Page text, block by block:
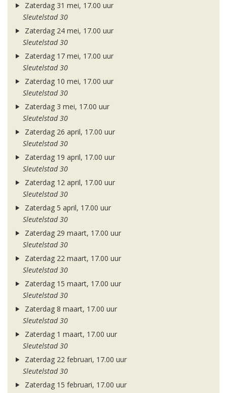
Zaterdag 31 mei, 17.00 uur
Sleutelstad 30
Zaterdag 24 mei, 17.00 uur
Sleutelstad 30
Zaterdag 17 mei, 17.00 uur
Sleutelstad 30
Zaterdag 10 mei, 17.00 uur
Sleutelstad 30
Zaterdag 3 mei, 17.00 uur
Sleutelstad 30
Zaterdag 26 april, 17.00 uur
Sleutelstad 30
Zaterdag 19 april, 17.00 uur
Sleutelstad 30
Zaterdag 12 april, 17.00 uur
Sleutelstad 30
Zaterdag 5 april, 17.00 uur
Sleutelstad 30
Zaterdag 29 maart, 17.00 uur
Sleutelstad 30
Zaterdag 22 maart, 17.00 uur
Sleutelstad 30
Zaterdag 15 maart, 17.00 uur
Sleutelstad 30
Zaterdag 8 maart, 17.00 uur
Sleutelstad 30
Zaterdag 1 maart, 17.00 uur
Sleutelstad 30
Zaterdag 22 februari, 17.00 uur
Sleutelstad 30
Zaterdag 15 februari, 17.00 uur